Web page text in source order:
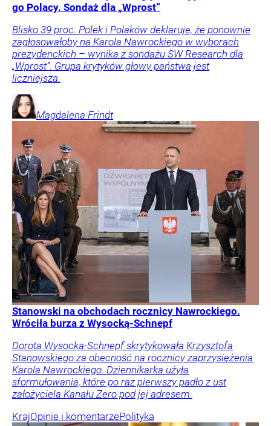
go Polacy. Sondaż dla „Wprost”
Blisko 39 proc. Polek i Polaków deklaruje, że ponownie
zagłosowałoby na Karola Nawrockiego w wyborach
prezydenckich – wynika z sondażu SW Research dla
„Wprost”. Grupa krytyków głowy państwa jest
liczniejsza.
Magdalena Frindt
Stanowski na obchodach rocznicy Nawrockiego.
Wróciła burza z Wysocką-Schnepf
Dorota Wysocka-Schnepf skrytykowała Krzysztofa
Stanowskiego za obecność na rocznicy zaprzysiężenia
Karola Nawrockiego. Dziennikarka użyła
sformułowania, które po raz pierwszy padło z ust
założyciela Kanału Zero pod jej adresem.
KrajOpinie i komentarzePolityka